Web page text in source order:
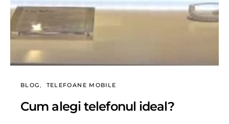
BLOG TELEFOANE MOBILE
Cum alegi telefonul ideal?